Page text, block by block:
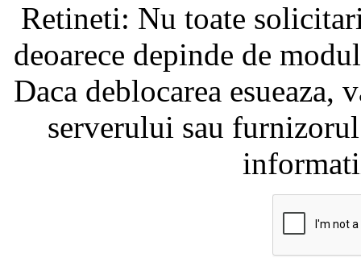
Retineti: Nu toate
deoarece depinde de
Daca deblocarea
serverului sau